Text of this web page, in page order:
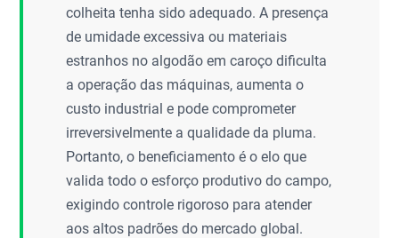
colheita tenha sido adequado. A presença
de umidade excessiva ou materiais
estranhos no algodão em caroço dificulta
a operação das máquinas, aumenta o
custo industrial e pode comprometer
irreversivelmente a qualidade da pluma.
Portanto, o beneficiamento é o elo que
valida todo o esforço produtivo do campo,
exigindo controle rigoroso para atender
aos altos padrões do mercado global.